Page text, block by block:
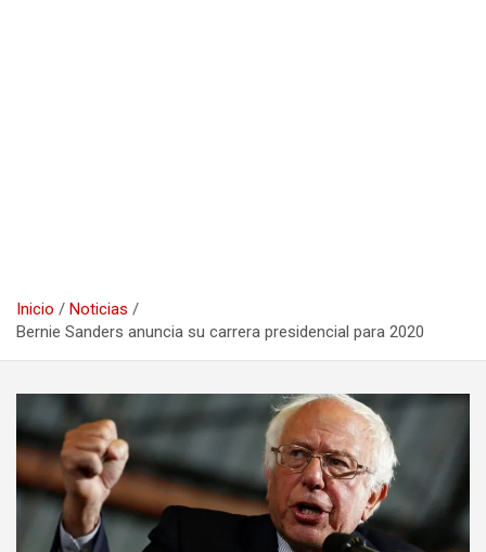
Inicio
Noticias
Bernie Sanders anuncia su carrera presidencial para 2020